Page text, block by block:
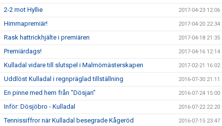
2-2 mot Hyllie 2017-04-23 12:06
Himmapremiär! 2017-04-20 22:34
Rask hattrickhjälte i premiären 2017-04-18 21:35
Premiärdags! 2017-04-16 12:14
Kulladal vidare till slutspel i Malmömästerskapen 2017-02-21 16:02
Uddlöst Kulladal i regnpräglad tillställning 2016-07-30 21:11
En pinne med hem från "Dösjan" 2016-07-24 15:00
Inför: Dösjöbro - Kulladal 2016-07-22 22:20
Tennissiffror när Kulladal besegrade Kågeröd 2016-07-15 23:47